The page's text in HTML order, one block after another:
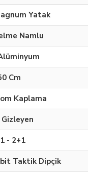
Yatak
Namlu
Cm
Kaplama
- 2+1
Taktik Dipçik